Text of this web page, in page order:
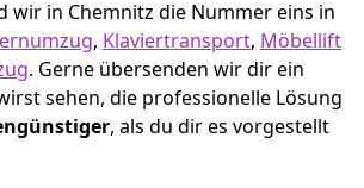
wir in Chemnitz die Nummer eins in
, Klaviertransport, Möbellift
. Gerne übersenden wir dir ein
sehen, die professionelle Lösung
, als du dir es vorgestellt